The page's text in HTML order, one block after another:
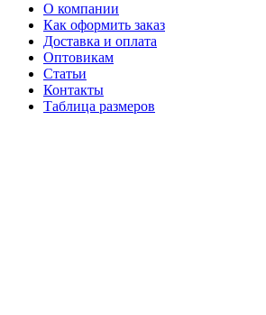
О компании
Как оформить заказ
Доставка и оплата
Оптовикам
Статьи
Контакты
Таблица размеров